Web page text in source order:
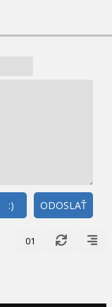
ODOSLAŤ
:)
01